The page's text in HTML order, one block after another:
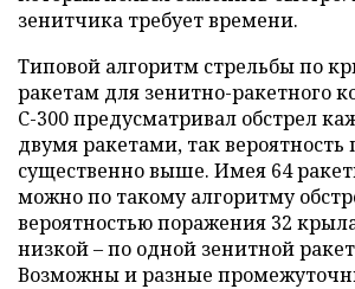
зенитчика требует времени.
Типовой алгоритм стрельбы по
ракетам для зенитно-ракетного
С-300 предусматривал обстрел
двумя ракетами, так
существенно выше. Имея 64
можно по такому алгоритму
вероятностью поражения 32
низкой – по одной зенитной
Возможны и разные